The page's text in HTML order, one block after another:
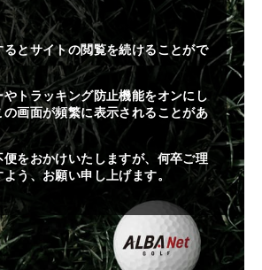
るとサイトの閲覧を続けることがで
トラッキング防止機能をオンにし
の画面が頻繁に表示されることがあ
便をおかけいたしますが、何卒ご理
う、お願い申し上げます。